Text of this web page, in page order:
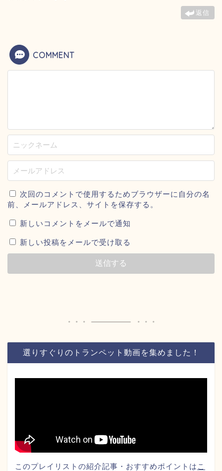
返信
COMMENT
次回のコメントで使用するためブラウザーに自分の名
前、メールアドレス、サイトを保存する。
新しいコメントをメールで通知
新しい投稿をメールで受け取る
選りすぐりのトランペット動画を集めました！
このプレイリストの紹介記事・おすすめポイントは こ